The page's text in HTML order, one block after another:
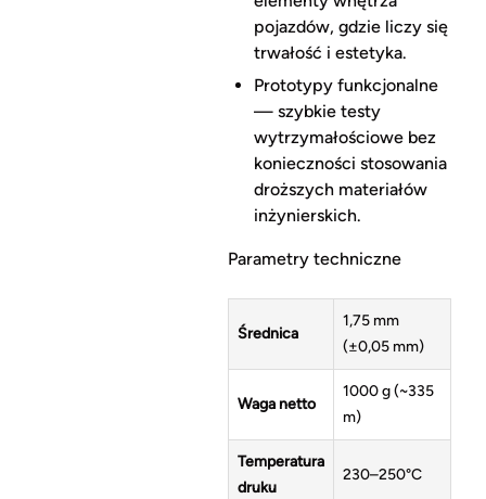
pojazdów, gdzie liczy się
trwałość i estetyka.
Prototypy funkcjonalne
— szybkie testy
wytrzymałościowe bez
konieczności stosowania
droższych materiałów
inżynierskich.
Parametry techniczne
Średnica
1,75 mm
(±0,05 mm)
Waga netto
1000 g (~335
m)
Temperatura
druku
230–250°C